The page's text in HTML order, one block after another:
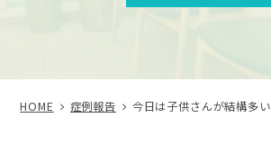
HOME 症例報告 今日は子供さんが結構多い